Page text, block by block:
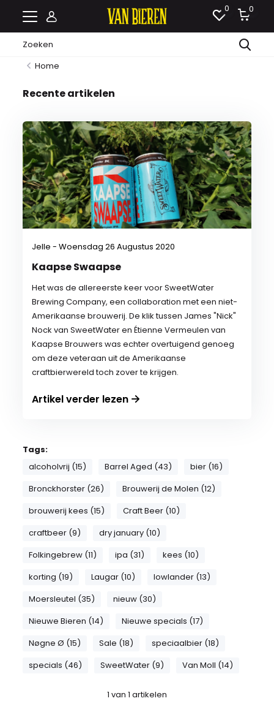
0 0
Home
Recente artikelen
Jelle - Woensdag 26 Augustus 2020
Kaapse Swaapse
Het was de allereerste keer voor SweetWater
Brewing Company, een collaboration met een niet-
Amerikaanse brouwerij. De klik tussen James "Nick"
Nock van SweetWater en Étienne Vermeulen van
Kaapse Brouwers was echter overtuigend genoeg
om deze veteraan uit de Amerikaanse
craftbierwereld toch zover te krijgen.
Artikel verder lezen
Tags:
alcoholvrij (15)
Barrel Aged (43)
bier (16)
Bronckhorster (26)
Brouwerij de Molen (12)
brouwerij kees (15)
Craft Beer (10)
craftbeer (9)
dry january (10)
Folkingebrew (11)
ipa (31)
kees (10)
korting (19)
Laugar (10)
lowlander (13)
Moersleutel (35)
nieuw (30)
Nieuwe Bieren (14)
Nieuwe specials (17)
Nøgne Ø (15)
Sale (18)
speciaalbier (18)
specials (46)
SweetWater (9) Van Moll (14)
1 van 1 artikelen